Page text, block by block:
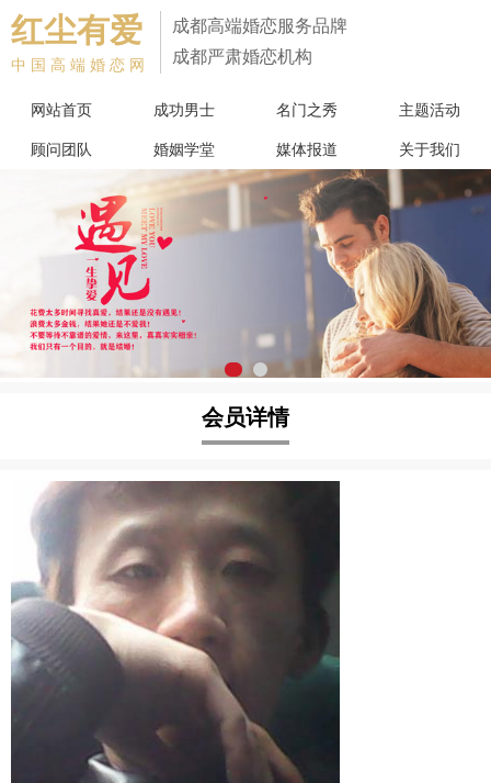
红尘有爱
中国高端婚恋网
成都高端婚恋服务品牌
成都严肃婚恋机构
网站首页 成功男士 名门之秀 主题活动
顾问团队 婚姻学堂 媒体报道 关于我们
会员详情